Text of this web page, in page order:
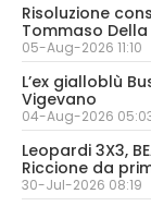
Risoluzione
Tommaso Della
05-Aug-2026 11:10
L’ex gialloblù
Vigevano
04-Aug-2026
Leopardi 3X3,
Riccione da
30-Jul-2026 08:19